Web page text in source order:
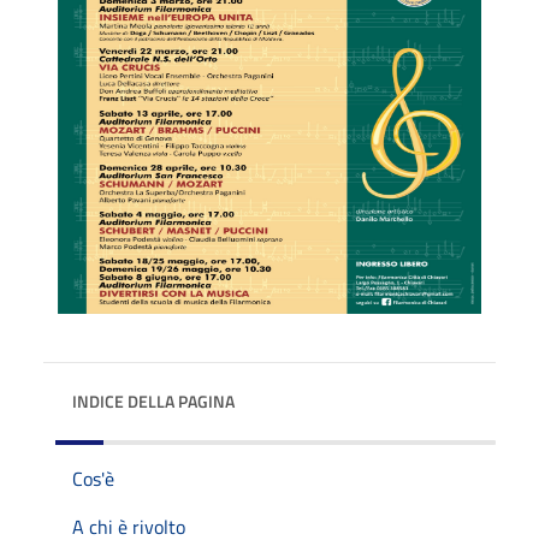
INDICE DELLA PAGINA
Cos'è
A chi è rivolto